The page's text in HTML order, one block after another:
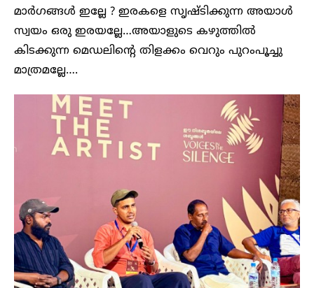
മാർഗങ്ങൾ ഇല്ലേ ? ഇരകളെ സൃഷ്ടിക്കുന്ന അയാൾ
സ്വയം ഒരു ഇരയല്ലേ…അയാളുടെ കഴുത്തിൽ
കിടക്കുന്ന മെഡലിന്റെ തിളക്കം വെറും പുറംപൂച്ചു
മാത്രമല്ലേ….